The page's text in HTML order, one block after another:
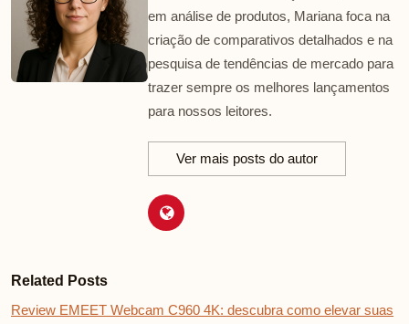
em análise de produtos, Mariana foca na
criação de comparativos detalhados e na
pesquisa de tendências de mercado para
trazer sempre os melhores lançamentos
para nossos leitores.
Ver mais posts do autor
Related Posts
Review EMEET Webcam C960 4K: descubra como elevar suas